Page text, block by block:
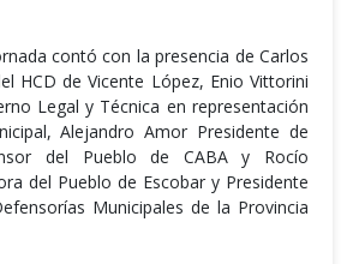
contó con la presencia de Carlos
HCD de Vicente López, Enio Vittorini
Legal y Técnica en representación
Alejandro Amor Presidente de
del Pueblo de CABA y Rocío
del Pueblo de Escobar y Presidente
Municipales de la Provincia